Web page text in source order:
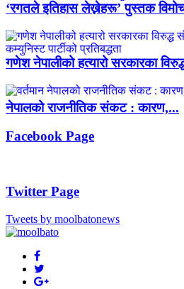
‘रगतले इतिहास लेख्नेहरू’ पुस्तक
गणेश नेपालीको हत्यारो सरकारका
नेपालको राजनीतिक संकट : कारण,...
Facebook Page
Twitter Page
Tweets by moolbatonews